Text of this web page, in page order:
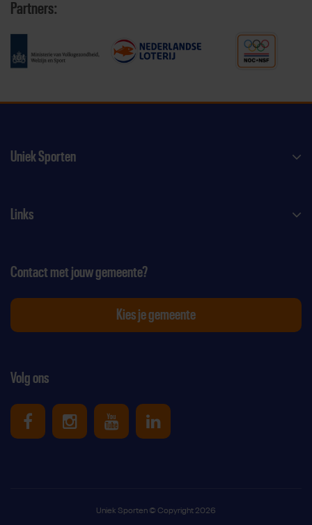
Partners:
Uniek Sporten
Links
Volg ons
Uniek Sporten op Facebook
Uniek Sporten op Instagram
Uniek Sporten op Youtube
Uniek Sporten op
Contact met jouw gemeente?
Kies je gemeente
Uniek Sporten © Copyright 2026